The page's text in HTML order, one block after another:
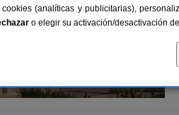
(analíticas y publicitarias),
o elegir su activación/desactivación